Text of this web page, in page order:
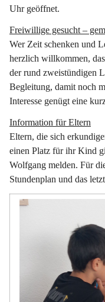
Uhr geöffnet.
Freiwillige gesucht –
Wer Zeit schenken und
herzlich willkommen,
der rund zweistündigen
Begleitung, damit noch
Interesse genügt eine
Information für Eltern
Eltern, die sich
einen Platz für ihr Kind
Wolfgang melden. Für
Stundenplan und das